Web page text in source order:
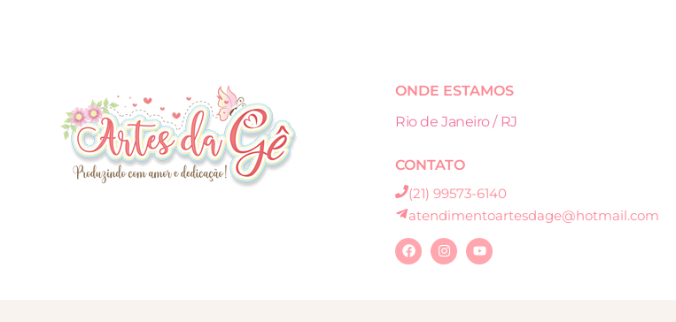
ONDE ESTAMOS
Rio de Janeiro / RJ
CONTATO
(21) 99573-6140
atendimentoartesdage@hotmail.com